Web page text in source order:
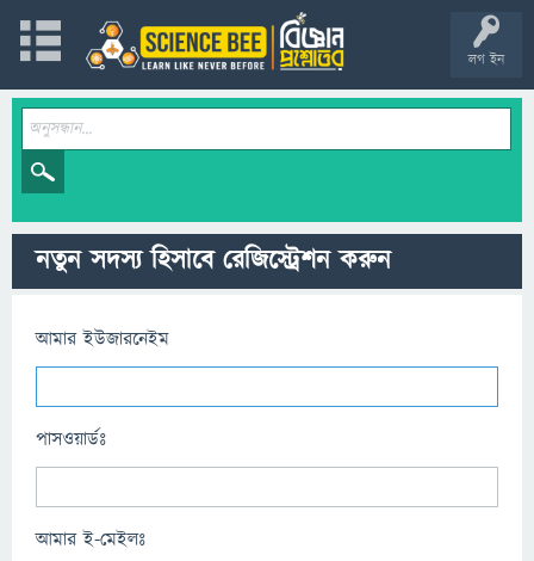
লগ ইন
নতুন সদস্য হিসাবে রেজিস্ট্রেশন করুন
আমার ইউজারনেইম
পাসওয়ার্ডঃ
আমার ই-মেইলঃ